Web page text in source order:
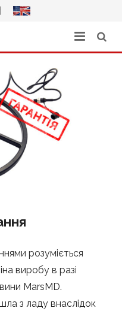
розуміється
виробу в разі
MarsMD.
з ладу внаслідок